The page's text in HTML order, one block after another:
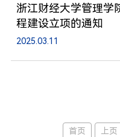
浙江财经大学管理学
程建设立项的通知
2025.03.11
首页 上页